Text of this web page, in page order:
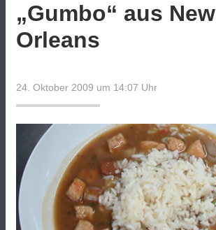
„Gumbo“ aus New
Orleans
24. Oktober 2009 um 14:07 Uhr